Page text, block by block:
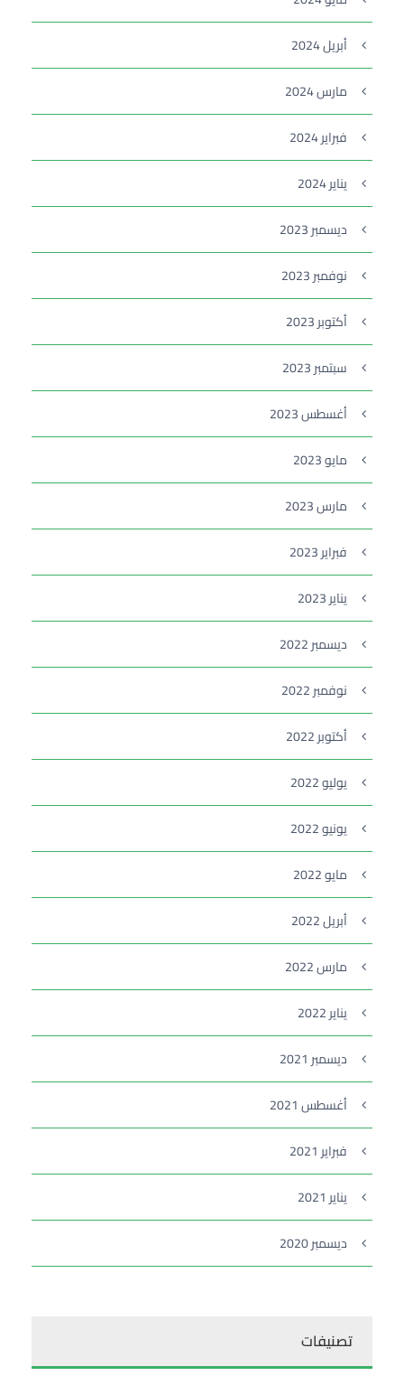
أبريل 2024
مارس 2024
فبراير 2024
يناير 2024
ديسمبر 2023
نوفمبر 2023
أكتوبر 2023
سبتمبر 2023
أغسطس 2023
مايو 2023
مارس 2023
فبراير 2023
يناير 2023
ديسمبر 2022
نوفمبر 2022
أكتوبر 2022
يوليو 2022
يونيو 2022
مايو 2022
أبريل 2022
مارس 2022
يناير 2022
ديسمبر 2021
أغسطس 2021
فبراير 2021
يناير 2021
ديسمبر 2020
تصنيفات